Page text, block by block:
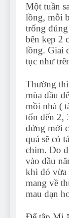
Một tuần
lồng, mỗi
trống
bên kẹp 2
lồng. Giai
tục như
Thường
mùa đầu
mồi nhà (
tốn đến 2,
đứng mới
quá sẽ có
chim. Do
vào đầu
khi đó vừa
mang về
mau dạn